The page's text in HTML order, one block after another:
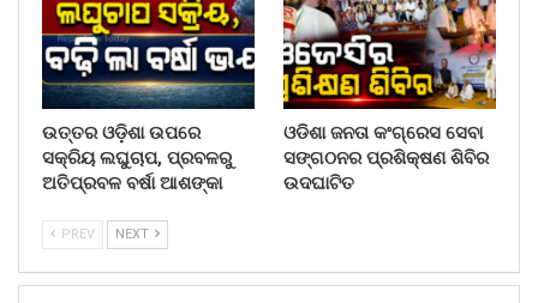
ଉତ୍ତର ଓଡ଼ିଶା ଉପରେ
ସକ୍ରିୟ ଲଘୁଚାପ, ପ୍ରବଳରୁ
ଅତିପ୍ରବଳ ବର୍ଷା ଆଶଙ୍କା
ଓଡିଶା ଜନତା କଂଗ୍ରେସ ସେବା
ସଙ୍ଗଠନର ପ୍ରଶିକ୍ଷଣ ଶିବିର
ଉଦଘାଟିତ
PREV NEXT